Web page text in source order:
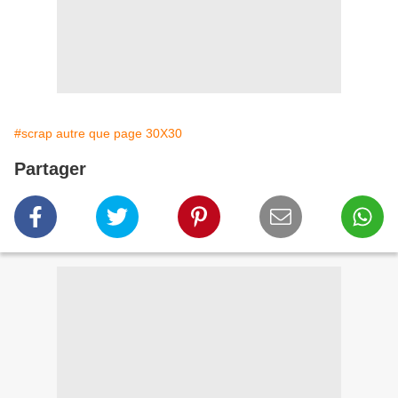
#scrap autre que page 30X30
Partager